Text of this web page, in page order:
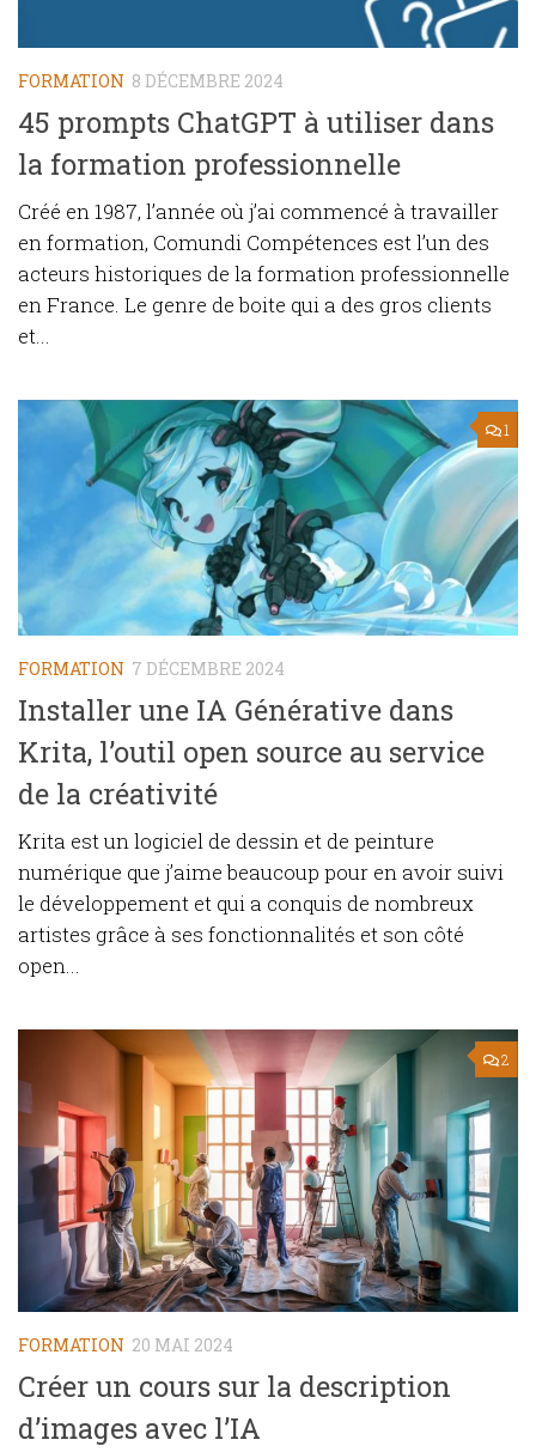
FORMATION 8 DÉCEMBRE 2024
45 prompts ChatGPT à utiliser dans
la formation professionnelle
Créé en 1987, l’année où j’ai commencé à travailler
en formation, Comundi Compétences est l’un des
acteurs historiques de la formation professionnelle
en France. Le genre de boite qui a des gros clients
et...
1
FORMATION 7 DÉCEMBRE 2024
Installer une IA Générative dans
Krita, l’outil open source au service
de la créativité
Krita est un logiciel de dessin et de peinture
numérique que j’aime beaucoup pour en avoir suivi
le développement et qui a conquis de nombreux
artistes grâce à ses fonctionnalités et son côté
open...
2
FORMATION 20 MAI 2024
Créer un cours sur la description
d’images avec l’IA